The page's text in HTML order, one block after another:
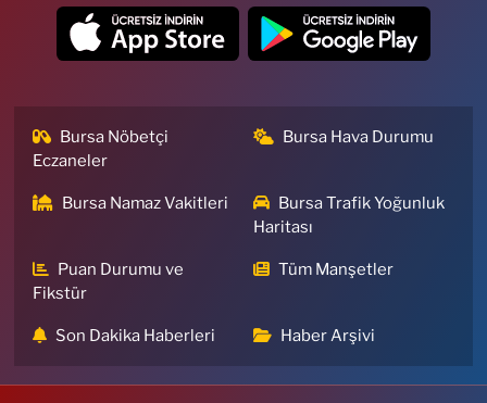
Bursa Nöbetçi
Eczaneler
Bursa Hava Durumu
Bursa Namaz Vakitleri
Bursa Trafik Yoğunluk
Haritası
Puan Durumu ve
Fikstür
Tüm Manşetler
Son Dakika Haberleri Haber Arşivi